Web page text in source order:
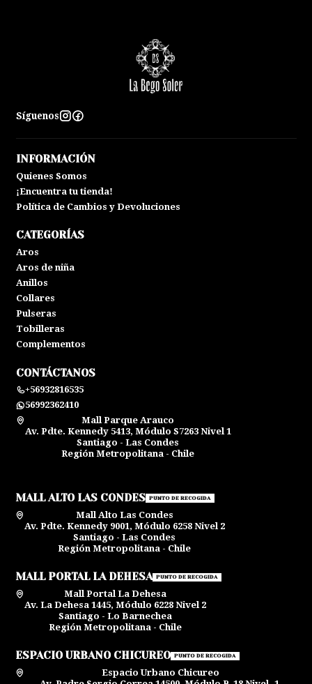
Síguenos
INFORMACIÓN
Quienes Somos
¡Encuentra tu tienda!
Política de Cambios y Devoluciones
CATEGORÍAS
Aros
Aros de niña
Anillos
Collares
Pulseras
Tobilleras
Complementos
CONTÁCTANOS
+56932816535
56992362410
Mall Parque Arauco
Av. Pdte. Kennedy 5413, Módulo S7263 Nivel 1
Santiago - Las Condes
Región Metropolitana - Chile
MALL ALTO LAS CONDES PUNTO DE RECOGIDA
Mall Alto Las Condes
Av. Pdte. Kennedy 9001, Módulo 6258 Nivel 2
Santiago - Las Condes
Región Metropolitana - Chile
MALL PORTAL LA DEHESA PUNTO DE RECOGIDA
Mall Portal La Dehesa
Av. La Dehesa 1445, Módulo 6228 Nivel 2
Santiago - Lo Barnechea
Región Metropolitana - Chile
ESPACIO URBANO CHICUREO PUNTO DE RECOGIDA
Espacio Urbano Chicureo